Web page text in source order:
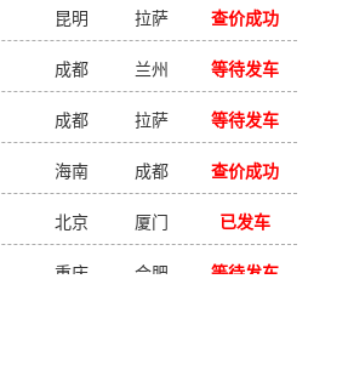
昆明 拉萨 查价成功
成都 兰州 等待发车
成都 拉萨 等待发车
海南 成都 查价成功
北京 厦门 已发车
重庆 合肥 等待发车